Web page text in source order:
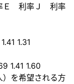
利率Ｊ 利率
1.31
1.41 1.60
）を希望される方